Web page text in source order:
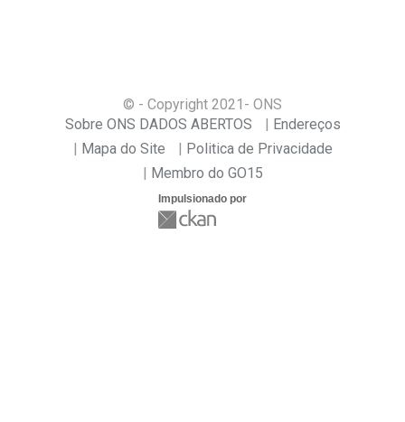
© - Copyright 2021 - ONS
Sobre ONS DADOS ABERTOS
Endereços
Mapa do Site
Politica de Privacidade
Membro do GO15
Impulsionado por